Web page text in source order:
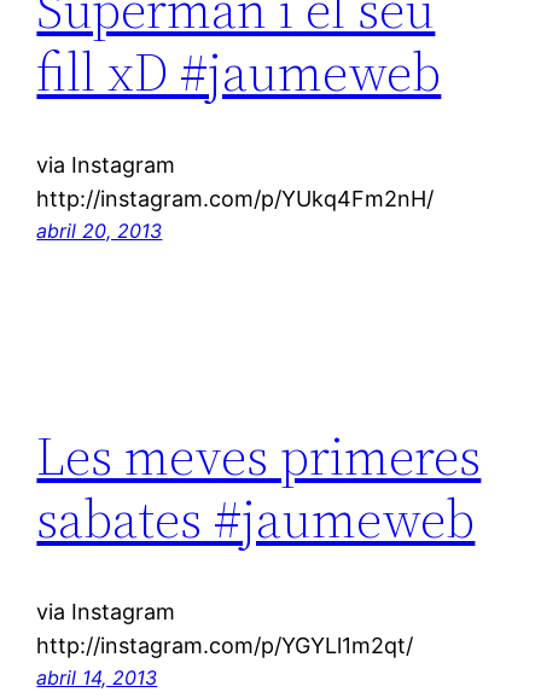
fill xD #jaumeweb
via Instagram
http://instagram.com/p/YUkq4Fm2nH/
abril 20, 2013
Les meves primeres
sabates #jaumeweb
via Instagram
http://instagram.com/p/YGYLl1m2qt/
abril 14, 2013